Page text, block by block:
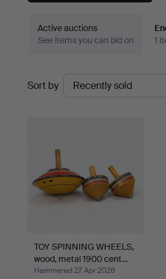
Active auctions
See items you can bid on
1
Ended
auctions
Sort by
TOY SPINNING WHEELS,
wood, metal 1900 cent…
Hammered 27 Apr 2026